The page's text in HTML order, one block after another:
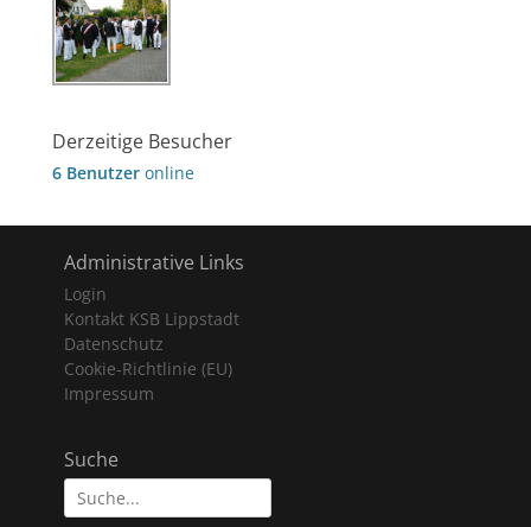
Derzeitige Besucher
6 Benutzer online
Administrative Links
Login
Kontakt KSB Lippstadt
Datenschutz
Cookie-Richtlinie (EU)
Impressum
Suche
Suche
nach: